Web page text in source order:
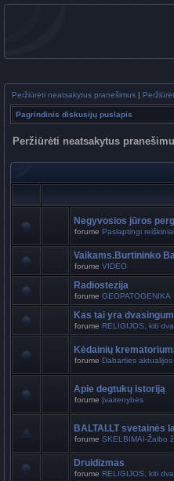
Peržiūrėti neatsakytus pranešimus |
Pagrindinis diskusijų puslapis
Peržiūrėti neatsakytus
Negyvosios jūros
forume Paslaptingi
Vaikams.Burtininko
forume VIDEO
Radiostezija
forume GEOPATOGENIKA
Kas tai yra
forume RELIGIJOS, kiti
Kėdainių
forume Dabarties aktualijos
Apie degtukų istoriją
forume Įvairenybės
BALTAI.LT svetainės
forume SKELBIMAI-Žaibo
Druidizmas
forume RELIGIJOS, kiti